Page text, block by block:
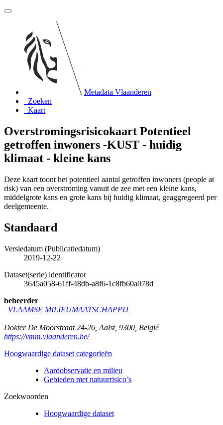
Metadata Vlaanderen
Zoeken
Kaart
Overstromingsrisicokaart Potentieel
getroffen inwoners -KUST - huidig
klimaat - kleine kans
Deze kaart toont het potentieel aantal getroffen inwoners (people at
risk) van een overstroming vanuit de zee met een kleine kans,
middelgrote kans en grote kans bij huidig klimaat, geaggregeerd per
deelgemeente.
Standaard
Versiedatum (Publicatiedatum)
2019-12-22
Dataset(serie) identificator
3645a058-61ff-48db-a8f6-1c8fb60a078d
beheerder
VLAAMSE MILIEUMAATSCHAPPIJ
Dokter De Moorstraat 24-26 Aalst, 9300 België
https://vmm.vlaanderen.be/
Hoogwaardige dataset categorieën
Aardobservatie en milieu
Gebieden met natuurrisico’s
Zoekwoorden
Hoogwaardige dataset